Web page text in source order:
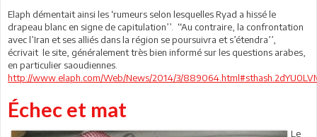
Elaph démentait ainsi les ‘rumeurs selon lesquelles Ryad a hissé le
drapeau blanc en signe de capitulation’’. ‘‘Au contraire, la confrontation
avec l’Iran et ses alliés dans la région se poursuivra et s’étendra’’,
écrivait le site, généralement très bien informé sur les questions arabes,
en particulier saoudiennes.
http://www.elaph.com/Web/News/2014/3/
Échec et mat
Le